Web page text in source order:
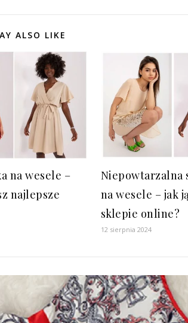
ALSO LIKE
na wesele –
najlepsze
Niepowtarzalna
na wesele – jak
sklepie online?
12 sierpnia 2024